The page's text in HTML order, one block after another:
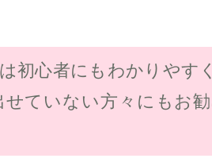
初心者にもわかりやす
ていない方々にもお